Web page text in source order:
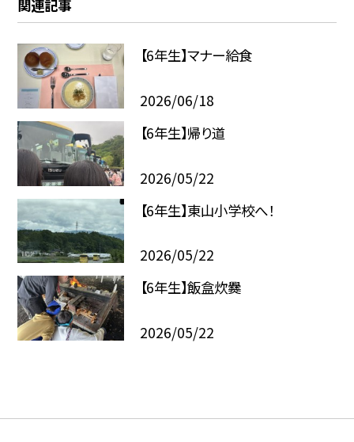
関連記事
【6年生】マナー給食
2026/06/18
【6年生】帰り道
2026/05/22
【6年生】東山小学校へ！
2026/05/22
【6年生】飯盒炊爨
2026/05/22